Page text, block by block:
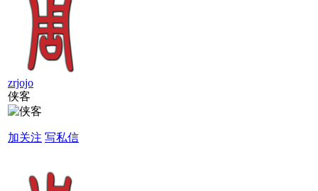
zrjojo
侠客
加关注 写私信